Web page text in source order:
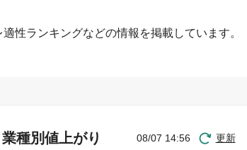
性ランキングなどの情報を掲載しています。